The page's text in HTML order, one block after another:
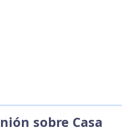
sobre Casa